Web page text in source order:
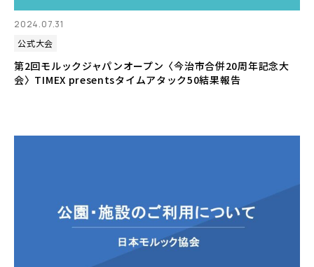
2024.07.31
公式大会
第2回モルックジャパンオープン〈今治市合併20周年記念大
会〉TIMEX presentsタイムアタック50結果報告